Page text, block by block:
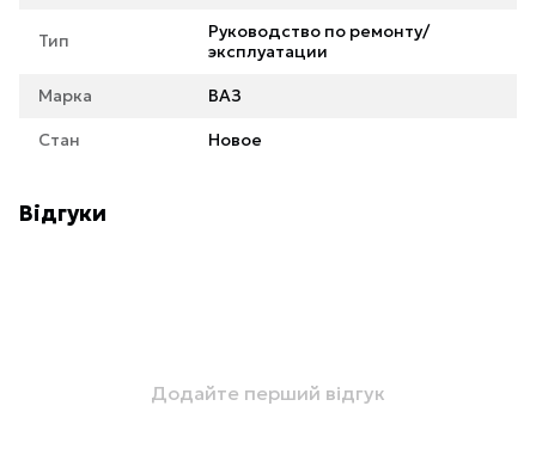
Тип
Руководство по ремонту/
эксплуатации
Марка ВАЗ
Стан Новое
Відгуки
Додайте перший відгук